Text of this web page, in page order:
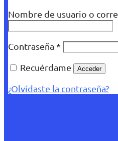
Nombre de usuario o
Contraseña *
Recuérdame
Acceder
¿Olvidaste la contraseña?